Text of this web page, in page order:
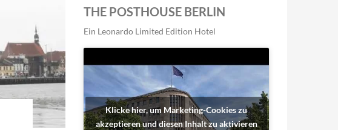
THE POSTHOUSE BERLIN
Ein Leonardo Limited Edition Hotel
Klicke hier, um Marketing-Cookies zu
akzeptieren und diesen Inhalt zu aktivieren